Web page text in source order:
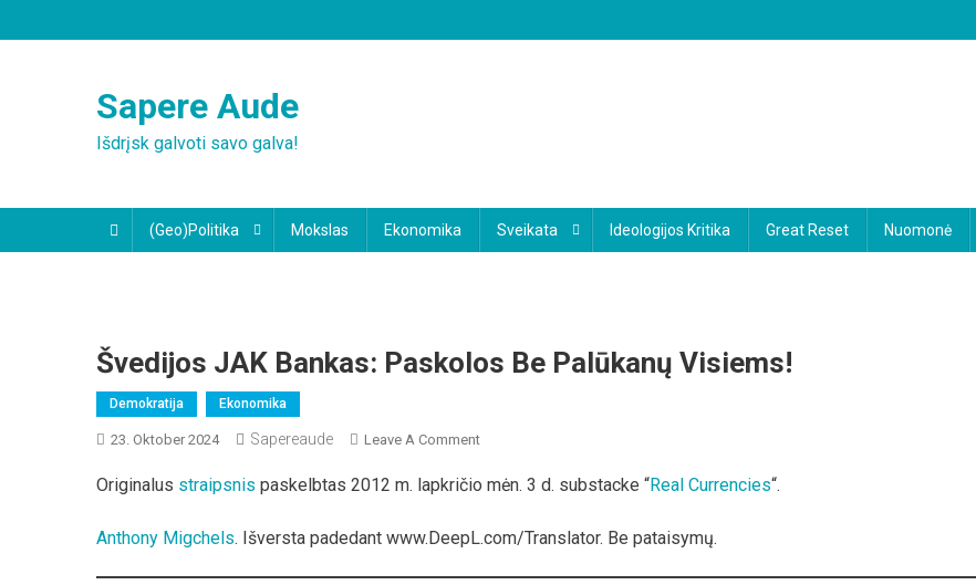
to
Sapere Aude
Išdrįsk galvoti savo galva!
(Geo)Politika Mokslas Ekonomika Sveikata Ideologijos Kritika Great Reset Nuomonė
Švedijos JAK Bankas: Paskolos Be Palūkanų Visiems!
Demokratija Ekonomika
23. Oktober 2024 Sapereaude Leave A CommentOn
JAK
Paskolos
Originalus straipsnis paskelbtas 2012 m. lapkričio mėn. 3 d. substacke “Real Currencies“.
Anthony Migchels. Išversta padedant www.DeepL.com/Translator. Be pataisymų.